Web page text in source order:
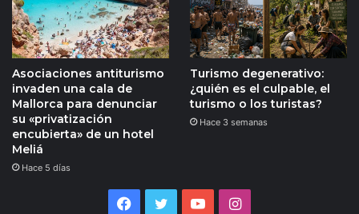
Asociaciones antiturismo
invaden una cala de
Mallorca para denunciar
su «privatización
encubierta» de un hotel
Meliá
Hace 5 días
Turismo degenerativo:
¿quién es el culpable, el
turismo o los turistas?
Hace 3 semanas
Facebook
TwitterYouTubeInstagram